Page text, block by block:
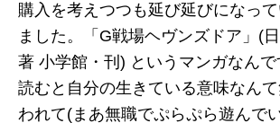
購入を考えつつも延び延びになっ
ました。「G戦場ヘヴンズドア」(
著 小学館・刊) というマンガなん
読むと自分の生きている意味なん
われて(まあ無職でぷらぷら遊んで